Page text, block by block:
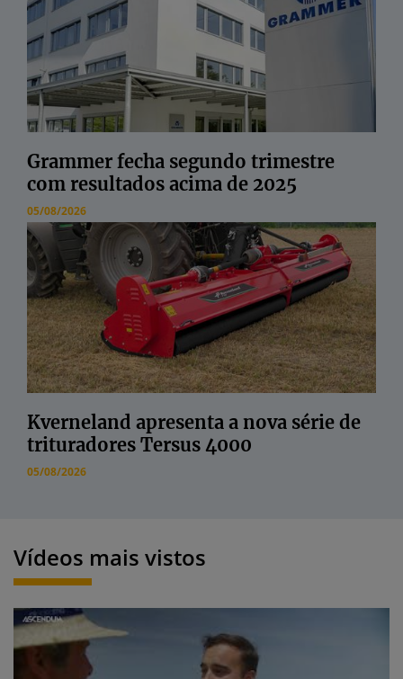
Grammer fecha segundo trimestre
com resultados acima de 2025
05/08/2026
Kverneland apresenta a nova série de
trituradores Tersus 4000
05/08/2026
Vídeos mais vistos